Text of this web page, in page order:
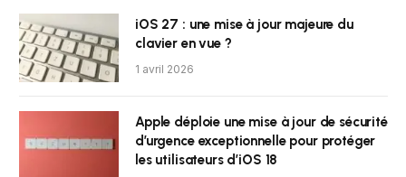
iOS 27 : une mise à jour majeure du
clavier en vue ?
1 avril 2026
Apple déploie une mise à jour de sécurité
d’urgence exceptionnelle pour protéger
les utilisateurs d’iOS 18